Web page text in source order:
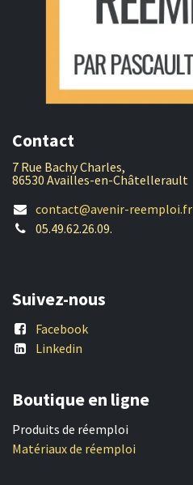
Contact
7 Rue Bachy Charles,
86530 Availles-en-Châtellerault
contact@avenir-reemploi.fr
05.49.62.26.09.
Suivez-nous
Facebook
Linkedin
Boutique en ligne
Produits de réemploi
Matériaux de réemploi